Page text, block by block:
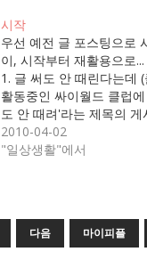
시작
우선 예전 글 포스팅으로
이, 시작부터 재활용으로
1. 글 써도 안 때린다는데
활동중인 싸이월드 클럽
도 안 때려'라는 제목의 게
뉴가 있었다. 아마도 다들
뜸해져서 운영자가 홧김에
서 개인적으로 의미있는
2007년에 끄적였던 것을
2010-04-02
"일상생활"에서
다음 마이피플